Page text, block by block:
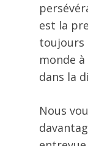
est la
toujours
monde
dans la
Nous